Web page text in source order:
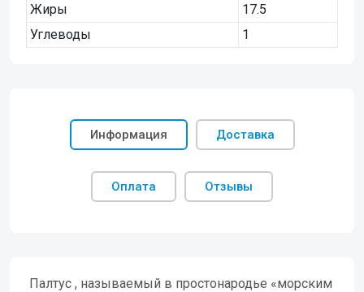
Жиры
17.5
Углеводы
1
Информация Доставка
Оплата Отзывы
Палтус , называемый в простонародье «морским